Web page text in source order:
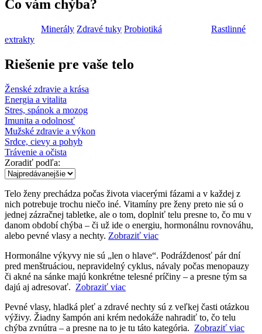
Čo vám chýba?
Minerály Zdravé tuky Probiotiká
Rastlinné
extrakty
Riešenie pre vaše telo
Ženské zdravie a krása
Energia a vitalita
Stres, spánok a mozog
Imunita a odolnosť
Mužské zdravie a výkon
Srdce, cievy a pohyb
Trávenie a očista
Zoradiť podľa:
Telo ženy prechádza počas života viacerými fázami a v každej z
nich potrebuje trochu niečo iné. Vitamíny pre ženy preto nie sú o
jednej zázračnej tabletke, ale o tom, doplniť telu presne to, čo mu v
danom období chýba – či už ide o energiu, hormonálnu rovnováhu,
alebo pevné vlasy a nechty. Zobraziť viac
Hormonálne výkyvy nie sú „len o hlave“. Podráždenosť pár dní
pred menštruáciou, nepravidelný cyklus, návaly počas menopauzy
či akné na sánke majú konkrétne telesné príčiny – a presne tým sa
dajú aj adresovať. Zobraziť viac
Pevné vlasy, hladká pleť a zdravé nechty sú z veľkej časti otázkou
výživy. Žiadny šampón ani krém nedokáže nahradiť to, čo telu
chýba zvnútra – a presne na to je tu táto kategória. Zobraziť viac